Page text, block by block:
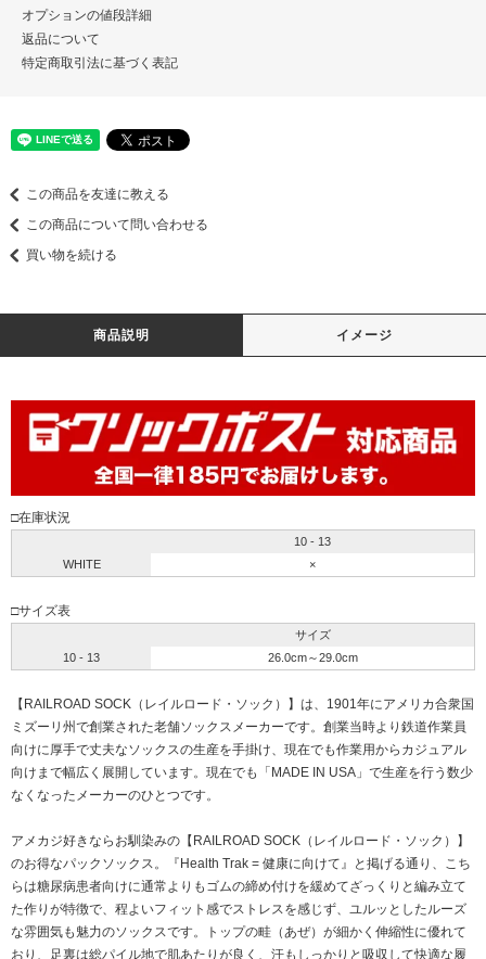
オプションの値段詳細
返品について
特定商取引法に基づく表記
この商品を友達に教える
この商品について問い合わせる
買い物を続ける
商品説明 イメージ
□在庫状況
10 - 13
WHITE
×
□サイズ表
サイズ
10 - 13
26.0cm～29.0cm
【RAILROAD SOCK（レイルロード・ソック）】は、1901年にアメリカ合衆国
ミズーリ州で創業された老舗ソックスメーカーです。創業当時より鉄道作業員
向けに厚手で丈夫なソックスの生産を手掛け、現在でも作業用からカジュアル
向けまで幅広く展開しています。現在でも「MADE IN USA」で生産を行う数少
なくなったメーカーのひとつです。
アメカジ好きならお馴染みの【RAILROAD SOCK（レイルロード・ソック）】
のお得なパックソックス。『Health Trak = 健康に向けて』と掲げる通り、こち
らは糖尿病患者向けに通常よりもゴムの締め付けを緩めてざっくりと編み立て
た作りが特徴で、程よいフィット感でストレスを感じず、ユルッとしたルーズ
な雰囲気も魅力のソックスです。トップの畦（あぜ）が細かく伸縮性に優れて
おり、足裏は総パイル地で肌あたりが良く、汗もしっかりと吸収して快適な履